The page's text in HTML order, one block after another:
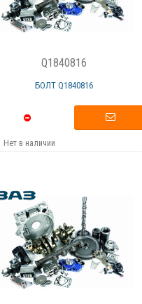
Q1840816
БОЛТ Q1840816
Нет в наличии